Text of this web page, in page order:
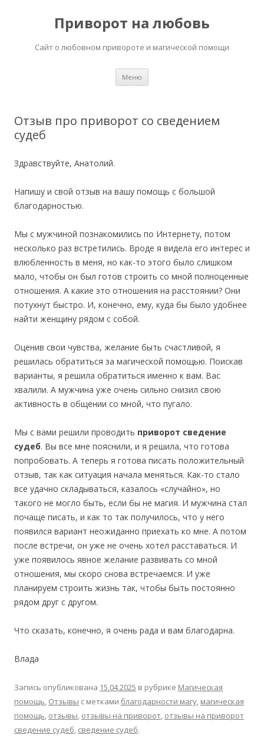
Приворот на любовь
Сайт о любовном привороте и магической помощи
Меню
Отзыв про приворот со сведением
судеб
Здравствуйте, Анатолий.
Напишу и свой отзыв на вашу помощь с большой
благодарностью.
Мы с мужчиной познакомились по Интернету, потом
несколько раз встретились. Вроде я видела его интерес и
влюбленность в меня, но как-то этого было слишком
мало, чтобы он был готов строить со мной полноценные
отношения. А какие это отношения на расстоянии? Они
потухнут быстро. И, конечно, ему, куда бы было удобнее
найти женщину рядом с собой.
Оценив свои чувства, желание быть счастливой, я
решилась обратиться за магической помощью. Поискав
варианты, я решила обратиться именно к вам. Вас
хвалили. А мужчина уже очень сильно снизил свою
активность в общении со мной, что пугало.
Мы с вами решили проводить приворот сведение
судеб. Вы все мне пояснили, и я решила, что готова
попробовать. А теперь я готова писать положительный
отзыв, так как ситуация начала меняться. Как-то стало
все удачно складываться, казалось «случайно», но
такого не могло быть, если бы не магия. И мужчина стал
почаще писать, и как то так получилось, что у него
появился вариант неожиданно приехать ко мне. А потом
после встречи, он уже не очень хотел расставаться. И
уже появилось явное желание развивать со мной
отношения, мы скоро снова встречаемся. И уже
планируем строить жизнь так, чтобы быть постоянно
рядом друг с другом.
Что сказать, конечно, я очень рада и вам благодарна.
Влада
Запись опубликована 15.04.2025 в рубрике Магическая
помощь, Отзывы с метками благодарности магу, магическая
помощь, отзывы, отзывы на приворот, отзывы на приворот
сведение судеб, сведение судеб.